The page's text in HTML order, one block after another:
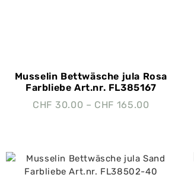
Musselin Bettwäsche jula Rosa
Farbliebe Art.nr. FL385167
CHF 30.00 – CHF 165.00